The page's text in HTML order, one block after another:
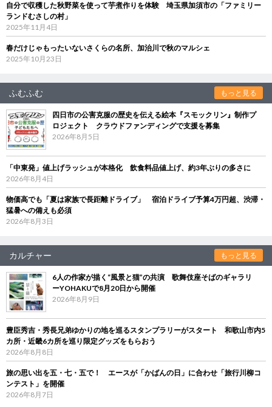
自分で収穫した秋野菜を使って芋煮作りを体験 埼玉県加須市の「ファミリー
ランドむさしの村」
2025年11月4日
春だけじゃもったいないさくらの名所、加治川で秋のマルシェ
2025年10月23日
ふむふむ もっと見る
四日市の公害克服の歴史を伝える絵本『スモックリン』制作プ
ロジェクト クラウドファンディングで支援を募集
2026年8月5日
「中東発」値上げラッシュが本格化 飲食料品値上げ、約3年ぶりの多さに
2026年8月4日
物価高でも「夏は家族で長距離ドライブ」 宿泊ドライブ予算4万円超、渋滞・
猛暑への備えも必須
2026年8月3日
カルチャー もっと見る
6人の作家が描く“風景と猫”の共演 歌舞伎座そばのギャラリ
ーYOHAKUで8月20日から開催
2026年8月9日
豊臣秀吉・秀長兄弟ゆかりの地を巡るスタンプラリーがスタート 和歌山市内5
カ所・近畿6カ所を巡り限定グッズをもらおう
2026年8月8日
旅の思い出を五・七・五で！ エースが「かばんの日」に合わせ「旅行川柳コ
ンテスト」を開催
2026年8月7日